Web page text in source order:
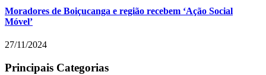
Moradores de Boiçucanga e região recebem ‘Ação Social
Móvel’
27/11/2024
Principais Categorias